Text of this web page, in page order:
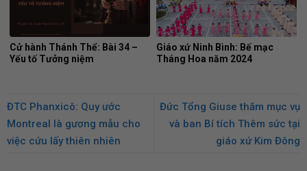
Cử hành Thánh Thể: Bài 34 –
Yếu tố Tưởng niệm
Giáo xứ Ninh Bình: Bế mạc
Tháng Hoa năm 2024
ĐTC Phanxicô: Quy ước
Montreal là gương mẫu cho
việc cứu lấy thiên nhiên
Đức Tổng Giuse thăm mục vụ
và ban Bí tích Thêm sức tại
giáo xứ Kim Đông